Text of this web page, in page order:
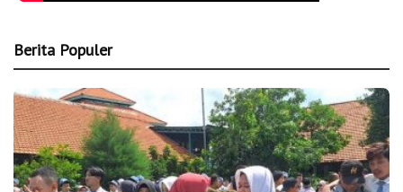
Berita Populer